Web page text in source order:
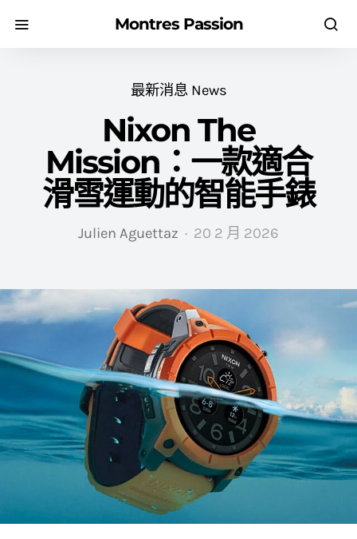
Montres Passion
最新消息 News
Nixon The
Mission：一款適合
滑雪運動的智能手錶
Julien Aguettaz 20 2 月 2026